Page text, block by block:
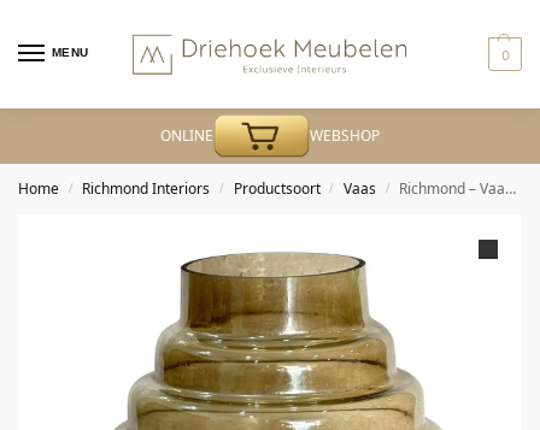
MENU 0
ONLINE WEBSHOP
Home / Richmond Interiors / Productsoort / Vaas / Richmond – Vaas Liosa smoke large